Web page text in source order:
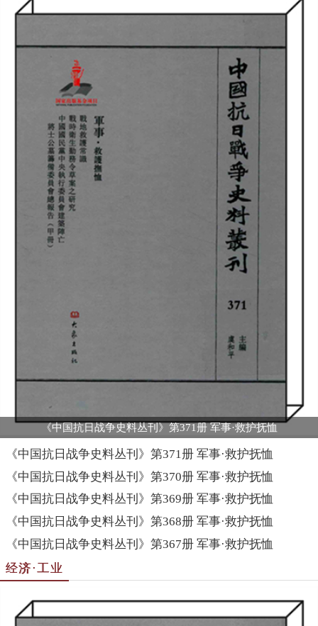
《中国抗日战争史料丛刊》第371册 军事·救护抚恤
《中国抗日战争史料丛刊》第371册 军事·救护抚恤
《中国抗日战争史料丛刊》第370册 军事·救护抚恤
《中国抗日战争史料丛刊》第369册 军事·救护抚恤
《中国抗日战争史料丛刊》第368册 军事·救护抚恤
《中国抗日战争史料丛刊》第367册 军事·救护抚恤
经济·工业